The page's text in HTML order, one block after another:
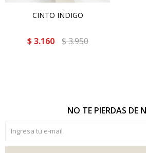
CINTO INDIGO
$ 3.160 $3.950
NO TE PIERDAS DE